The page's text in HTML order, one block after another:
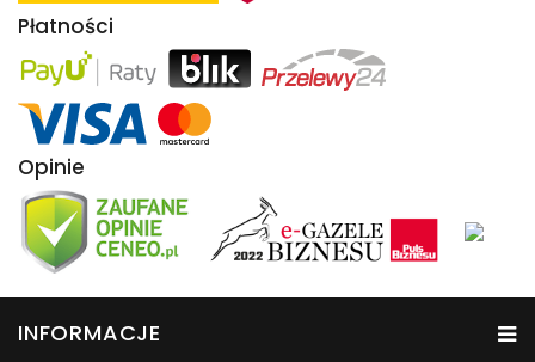
Płatności
Opinie
INFORMACJE